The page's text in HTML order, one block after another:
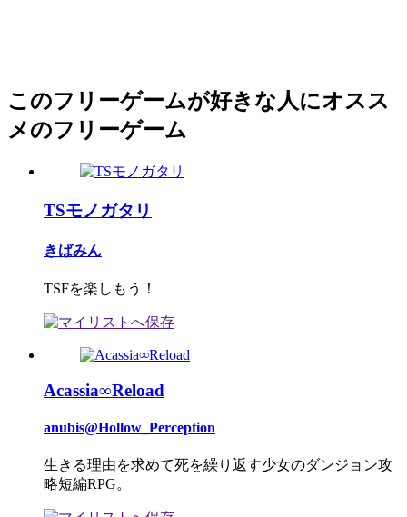
このフリーゲームが好きな人にオスス
メのフリーゲーム
TSモノガタリ
きばみん
TSFを楽しもう！
Acassia∞Reload
anubis@Hollow_Perception
生きる理由を求めて死を繰り返す少女のダンジョン攻
略短編RPG。